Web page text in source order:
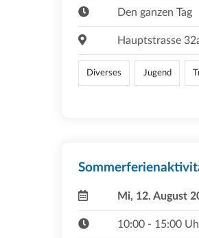
Den ganzen Tag
Hauptstrasse
Diverses Jugend
Mi, 12. August
10:00 - 15:00